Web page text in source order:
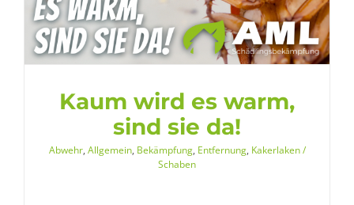
Kaum wird es warm,
sind sie da!
Abwehr, Allgemein, Bekämpfung, Entfernung, Kakerlaken /
Schaben